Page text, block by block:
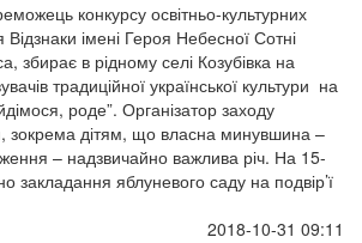
конкурсу освітньо-культурних
Відзнаки імені Героя Небесної Сотні
збирає в рідному селі Козубівка на
традиційної української культури на
роде”. Організатор заходу
зокрема дітям, що власна минувшина –
– надзвичайно важлива річ. На 15-
закладання яблуневого саду на подвір’ї
2018-10-31 09:11